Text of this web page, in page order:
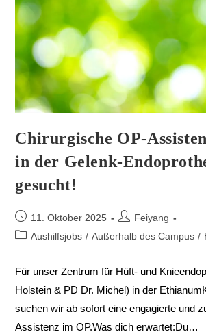
Chirurgische OP-
in der Gelenk-
gesucht!
11. Oktober 2025
Feiyang
Aushilfsjobs / Außerhalb des Campus /
Für unser Zentrum für Hüft- und
Holstein & PD Dr. Michel) in der
suchen wir ab sofort eine engagierte und
Assistenz im OP.Was dich erwartet:Du…